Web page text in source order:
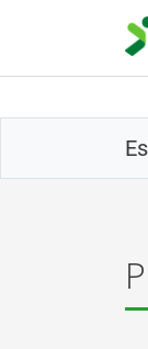
principal